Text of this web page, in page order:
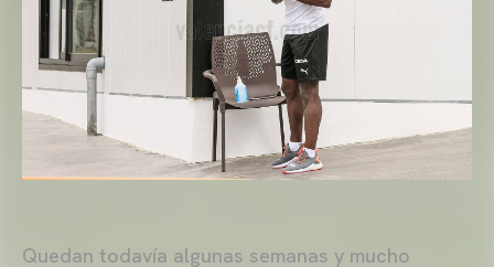
Quedan todavía algunas semanas y mucho